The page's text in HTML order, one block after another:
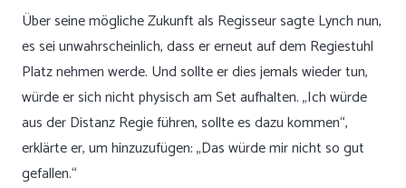
Über seine mögliche Zukunft als Regisseur sagte Lynch nun,
es sei unwahrscheinlich, dass er erneut auf dem Regiestuhl
Platz nehmen werde. Und sollte er dies jemals wieder tun,
würde er sich nicht physisch am Set aufhalten. „Ich würde
aus der Distanz Regie führen, sollte es dazu kommen“,
erklärte er, um hinzuzufügen: „Das würde mir nicht so gut
gefallen.“